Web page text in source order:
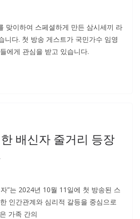
맞이하여 스페셜하게 만든 삼시세끼 라
니다. 첫 방송 게스트가 국민가수 임영
에게 관심을 받고 있습니다.
배신자 줄거리 등장
”는 2024년 10월 11일에 첫 방송된 스
인간관계와 심리적 갈등을 중심으로
가족 간의